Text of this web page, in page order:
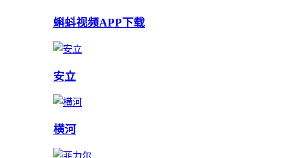
蝌蚪视频APP下载
安立
横河